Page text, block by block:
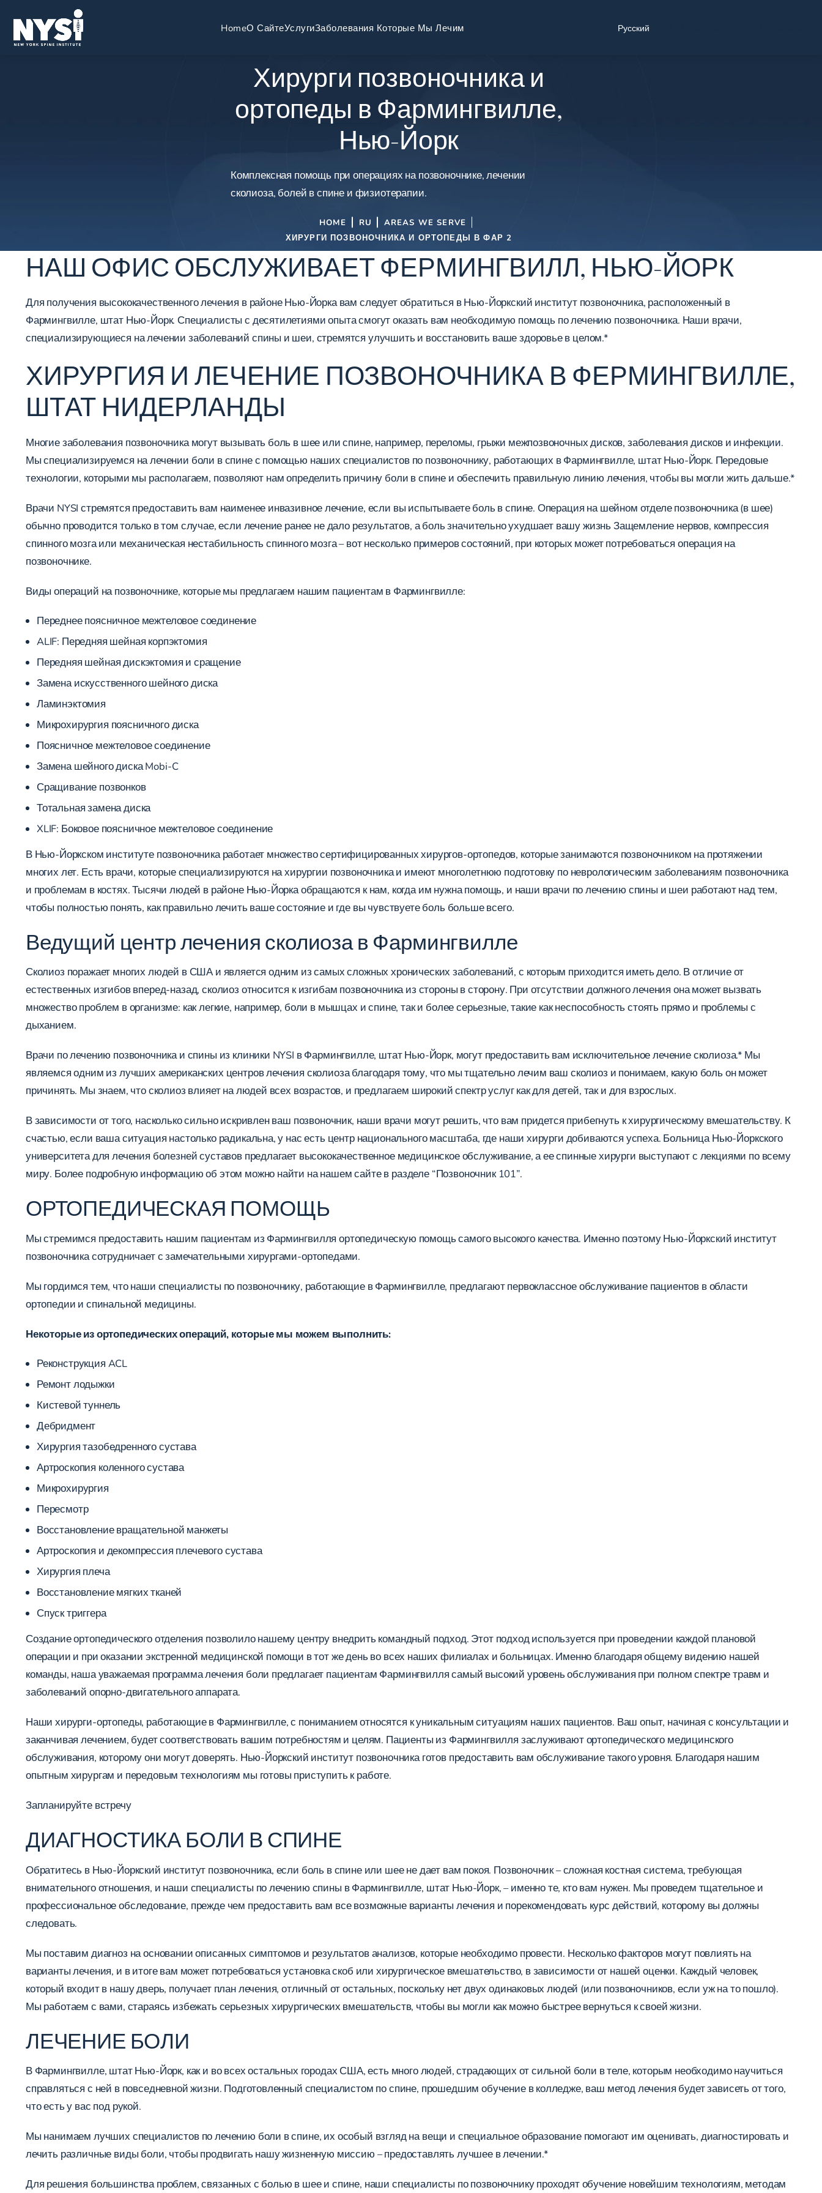
HomeО СайтеУслугиЗаболевания Которые Мы Лечим Русский
Хирурги позвоночника и
ортопеды в Фармингвилле,
Нью-Йорк
Комплексная помощь при операциях на позвоночнике, лечении
сколиоза, болей в спине и физиотерапии.
HOME RU
AREAS WE SERVE
ХИРУРГИ ПОЗВОНОЧНИКА И ОРТОПЕДЫ В ФАР 2
НАШ ОФИС ОБСЛУЖИВАЕТ ФЕРМИНГВИЛЛ, НЬЮ-ЙОРК
Для получения высококачественного лечения в районе Нью-Йорка вам следует обратиться в Нью-Йоркский институт позвоночника, расположенный в
Фармингвилле, штат Нью-Йорк. Специалисты с десятилетиями опыта смогут оказать вам необходимую помощь по лечению позвоночника. Наши врачи,
специализирующиеся на лечении заболеваний спины и шеи, стремятся улучшить и восстановить ваше здоровье в целом.*
ХИРУРГИЯ И ЛЕЧЕНИЕ ПОЗВОНОЧНИКА В ФЕРМИНГВИЛЛЕ,
ШТАТ НИДЕРЛАНДЫ
Многие заболевания позвоночника могут вызывать боль в шее или спине, например, переломы, грыжи межпозвоночных дисков, заболевания дисков и инфекции.
Мы специализируемся на лечении боли в спине с помощью наших специалистов по позвоночнику, работающих в Фармингвилле, штат Нью-Йорк. Передовые
технологии, которыми мы располагаем, позволяют нам определить причину боли в спине и обеспечить правильную линию лечения, чтобы вы могли жить дальше.*
Врачи NYSI стремятся предоставить вам наименее инвазивное лечение, если вы испытываете боль в спине. Операция на шейном отделе позвоночника (в шее)
обычно проводится только в том случае, если лечение ранее не дало результатов, а боль значительно ухудшает вашу жизнь Защемление нервов, компрессия
спинного мозга или механическая нестабильность спинного мозга – вот несколько примеров состояний, при которых может потребоваться операция на
позвоночнике.
Виды операций на позвоночнике, которые мы предлагаем нашим пациентам в Фармингвилле:
Переднее поясничное межтеловое соединение
ALIF: Передняя шейная корпэктомия
Передняя шейная дискэктомия и сращение
Замена искусственного шейного диска
Ламинэктомия
Микрохирургия поясничного диска
Поясничное межтеловое соединение
Замена шейного диска Mobi-C
Сращивание позвонков
Тотальная замена диска
XLIF: Боковое поясничное межтеловое соединение
В Нью-Йоркском институте позвоночника работает множество сертифицированных хирургов-ортопедов, которые занимаются позвоночником на протяжении
многих лет. Есть врачи, которые специализируются на хирургии позвоночника и имеют многолетнюю подготовку по неврологическим заболеваниям позвоночника
и проблемам в костях. Тысячи людей в районе Нью-Йорка обращаются к нам, когда им нужна помощь, и наши врачи по лечению спины и шеи работают над тем,
чтобы полностью понять, как правильно лечить ваше состояние и где вы чувствуете боль больше всего.
Ведущий центр лечения сколиоза в Фармингвилле
Сколиоз поражает многих людей в США и является одним из самых сложных хронических заболеваний, с которым приходится иметь дело. В отличие от
естественных изгибов вперед-назад, сколиоз относится к изгибам позвоночника из стороны в сторону. При отсутствии должного лечения она может вызвать
множество проблем в организме: как легкие, например, боли в мышцах и спине, так и более серьезные, такие как неспособность стоять прямо и проблемы с
дыханием.
Врачи по лечению позвоночника и спины из клиники NYSI в Фармингвилле, штат Нью-Йорк, могут предоставить вам исключительное лечение сколиоза.* Мы
являемся одним из лучших американских центров лечения сколиоза благодаря тому, что мы тщательно лечим ваш сколиоз и понимаем, какую боль он может
причинять. Мы знаем, что сколиоз влияет на людей всех возрастов, и предлагаем широкий спектр услуг как для детей, так и для взрослых.
В зависимости от того, насколько сильно искривлен ваш позвоночник, наши врачи могут решить, что вам придется прибегнуть к хирургическому вмешательству. К
счастью, если ваша ситуация настолько радикальна, у нас есть центр национального масштаба, где наши хирурги добиваются успеха. Больница Нью-Йоркского
университета для лечения болезней суставов предлагает высококачественное медицинское обслуживание, а ее спинные хирурги выступают с лекциями по всему
миру. Более подробную информацию об этом можно найти на нашем сайте в разделе “Позвоночник 101”.
ОРТОПЕДИЧЕСКАЯ ПОМОЩЬ
Мы стремимся предоставить нашим пациентам из Фармингвилля ортопедическую помощь самого высокого качества. Именно поэтому Нью-Йоркский институт
позвоночника сотрудничает с замечательными хирургами-ортопедами.
Мы гордимся тем, что наши специалисты по позвоночнику, работающие в Фармингвилле, предлагают первоклассное обслуживание пациентов в области
ортопедии и спинальной медицины.
Некоторые из ортопедических операций, которые мы можем выполнить:
Реконструкция ACL
Ремонт лодыжки
Кистевой туннель
Дебридмент
Хирургия тазобедренного сустава
Артроскопия коленного сустава
Микрохирургия
Пересмотр
Восстановление вращательной манжеты
Артроскопия и декомпрессия плечевого сустава
Хирургия плеча
Восстановление мягких тканей
Спуск триггера
Создание ортопедического отделения позволило нашему центру внедрить командный подход. Этот подход используется при проведении каждой плановой
операции и при оказании экстренной медицинской помощи в тот же день во всех наших филиалах и больницах. Именно благодаря общему видению нашей
команды, наша уважаемая программа лечения боли предлагает пациентам Фармингвилля самый высокий уровень обслуживания при полном спектре травм и
заболеваний опорно-двигательного аппарата.
Наши хирурги-ортопеды, работающие в Фармингвилле, с пониманием относятся к уникальным ситуациям наших пациентов. Ваш опыт, начиная с консультации и
заканчивая лечением, будет соответствовать вашим потребностям и целям. Пациенты из Фармингвилля заслуживают ортопедического медицинского
обслуживания, которому они могут доверять. Нью-Йоркский институт позвоночника готов предоставить вам обслуживание такого уровня. Благодаря нашим
опытным хирургам и передовым технологиям мы готовы приступить к работе.
Запланируйте встречу
ДИАГНОСТИКА БОЛИ В СПИНЕ
Обратитесь в Нью-Йоркский институт позвоночника, если боль в спине или шее не дает вам покоя. Позвоночник – сложная костная система, требующая
внимательного отношения, и наши специалисты по лечению спины в Фармингвилле, штат Нью-Йорк, – именно те, кто вам нужен. Мы проведем тщательное и
профессиональное обследование, прежде чем предоставить вам все возможные варианты лечения и порекомендовать курс действий, которому вы должны
следовать.
Мы поставим диагноз на основании описанных симптомов и результатов анализов, которые необходимо провести. Несколько факторов могут повлиять на
варианты лечения, и в итоге вам может потребоваться установка скоб или хирургическое вмешательство, в зависимости от нашей оценки. Каждый человек,
который входит в нашу дверь, получает план лечения, отличный от остальных, поскольку нет двух одинаковых людей (или позвоночников, если уж на то пошло).
Мы работаем с вами, стараясь избежать серьезных хирургических вмешательств, чтобы вы могли как можно быстрее вернуться к своей жизни.
ЛЕЧЕНИЕ БОЛИ
В Фармингвилле, штат Нью-Йорк, как и во всех остальных городах США, есть много людей, страдающих от сильной боли в теле, которым необходимо научиться
справляться с ней в повседневной жизни. Подготовленный специалистом по спине, прошедшим обучение в колледже, ваш метод лечения будет зависеть от того,
что есть у вас под рукой.
Мы нанимаем лучших специалистов по лечению боли в спине, их особый взгляд на вещи и специальное образование помогают им оценивать, диагностировать и
лечить различные виды боли, чтобы продвигать нашу жизненную миссию – предоставлять лучшее в лечении.*
Для решения большинства проблем, связанных с болью в шее и спине, наши специалисты по позвоночнику проходят обучение новейшим технологиям, методам